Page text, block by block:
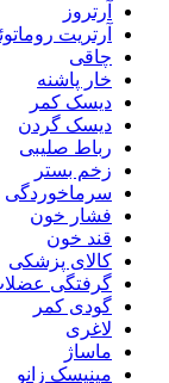
آرتروز
آرتریت
چاقی
خار پاشنه
دیسک کمر
دیسک گردن
رباط صلیبی
زخم بستر
سرماخوردگی
فشار خون
قند خون
کالای پزشکی
گرفتگی
گودی کمر
لاغری
ماساژ
مینیسک زانو